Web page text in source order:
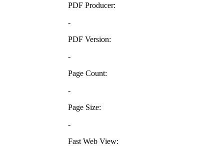
PDF Producer:
-
PDF Version:
-
Page Count:
-
Page Size:
-
Fast Web View: